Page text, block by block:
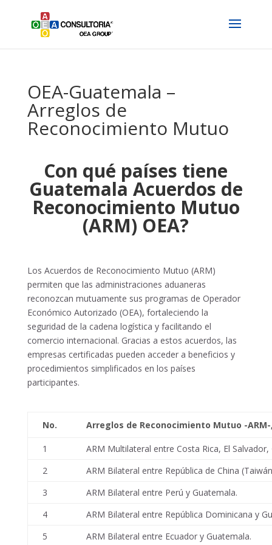
OEA-Guatemala –
Arreglos de
Reconocimiento Mutuo
Con qué países tiene
Guatemala Acuerdos de
Reconocimiento Mutuo
(ARM) OEA?
Los Acuerdos de Reconocimiento Mutuo (ARM)
permiten que las administraciones aduaneras
reconozcan mutuamente sus programas de Operador
Económico Autorizado (OEA), fortaleciendo la
seguridad de la cadena logística y facilitando el
comercio internacional. Gracias a estos acuerdos, las
empresas certificadas pueden acceder a beneficios y
procedimientos simplificados en los países
participantes.
No. Arreglos de Reconocimiento Mutuo -
1
ARM Multilateral entre Costa Rica, El
2
ARM Bilateral entre República de China
3
ARM Bilateral entre Perú y Guatemala.
4
ARM Bilateral entre República Dominicana y
5
ARM Bilateral entre Ecuador y Guatemala.